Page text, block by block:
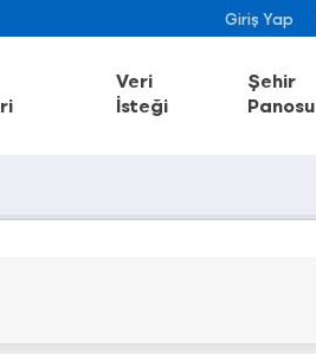
Giriş Yap
Veri
İsteği
Şehir
Panosu